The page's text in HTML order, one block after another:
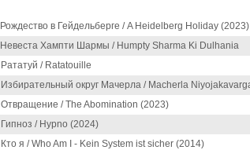
Рождество в Гейдельберге / A Heidelberg Holiday (2023)
Невеста Хампти Шармы / Humpty Sharma Ki Dulhania
Рататуй / Ratatouille
Избирательный округ Мачерла / Macherla
Отвращение / The Abomination (2023)
Гипноз / Hypno (2024)
Кто я / Who Am I - Kein System ist sicher (2014)